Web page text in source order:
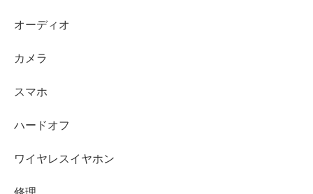
オーディオ
カメラ
スマホ
ハードオフ
ワイヤレスイヤホン